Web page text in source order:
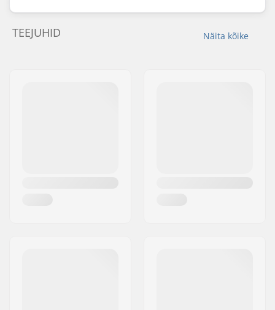
Näita kõike
TEEJUHID